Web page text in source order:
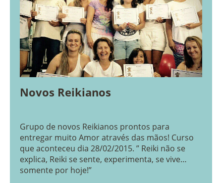
Novos Reikianos
Grupo de novos Reikianos prontos para
entregar muito Amor através das mãos! Curso
que aconteceu dia 28/02/2015. ” Reiki não se
explica, Reiki se sente, experimenta, se vive…
somente por hoje!”